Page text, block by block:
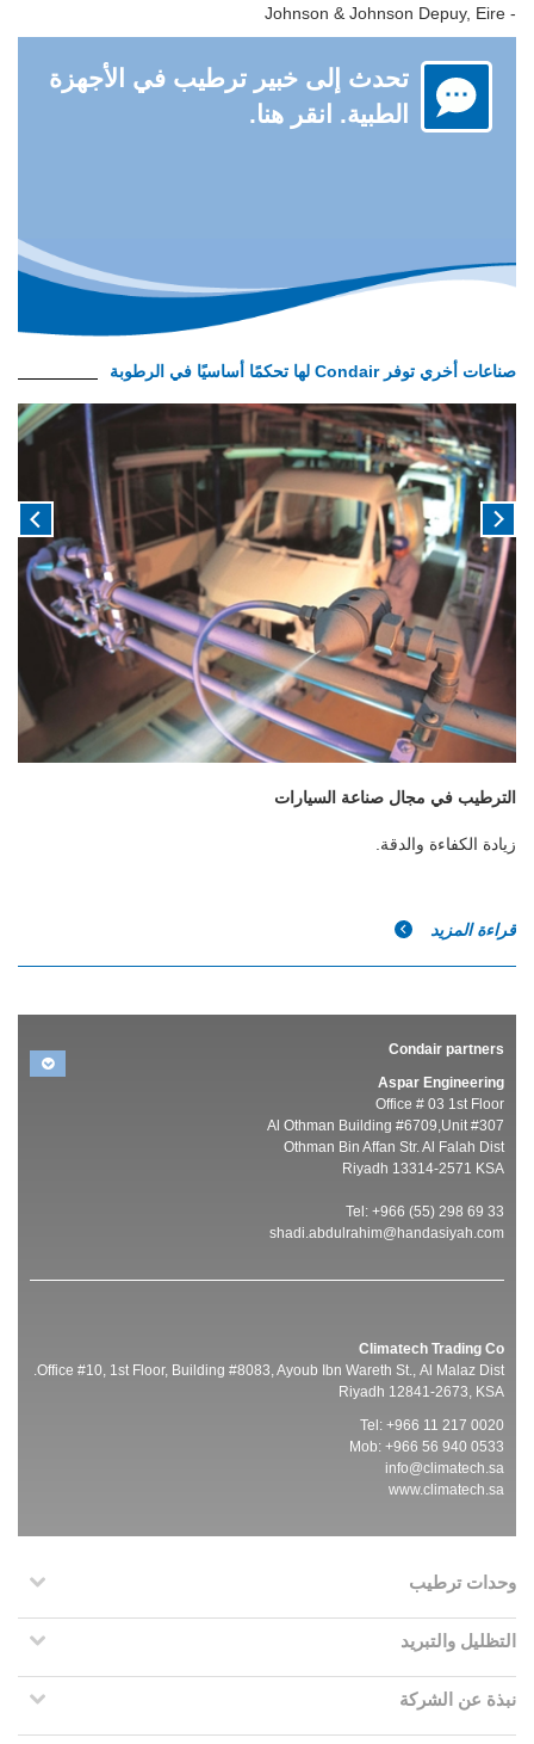
- Johnson & Johnson Depuy, Eire
تحدث إلى خبير ترطيب في الأجهزة
الطبية. انقر هنا.
صناعات أخري توفر Condair لها تحكمًا أساسيًا في الرطوبة
الترطيب في مجال صناعة السيارات
زيادة الكفاءة والدقة.
قراءة المزيد
Condair partners
Aspar Engineering
Office # 03 1st Floor
Al Othman Building #6709,Unit #307
Othman Bin Affan Str. Al Falah Dist
Riyadh 13314-2571 KSA
Tel: +966 (55) 298 69 33
shadi.abdulrahim@handasiyah.com
Climatech Trading Co
Office #10, 1st Floor, Building #8083, Ayoub Ibn Wareth St., Al Malaz Dist.
Riyadh 12841-2673, KSA
Tel: +966 11 217 0020
Mob: +966 56 940 0533
info@climatech.sa
www.climatech.sa
وحدات ترطيب
التظليل والتبريد
نبذة عن الشركة